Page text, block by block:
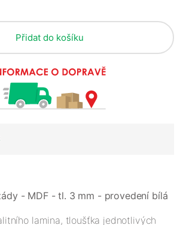
Přidat do košíku
- MDF - tl. 3 mm - provedení bílá
lamina, tloušťka jednotlivých